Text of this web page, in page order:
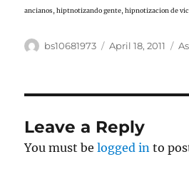
ancianos, hiptnotizando gente, hipnotizacion de
Author
bs10681973
Posted
April 18, 2011
Leave a Reply
You must belogged in to